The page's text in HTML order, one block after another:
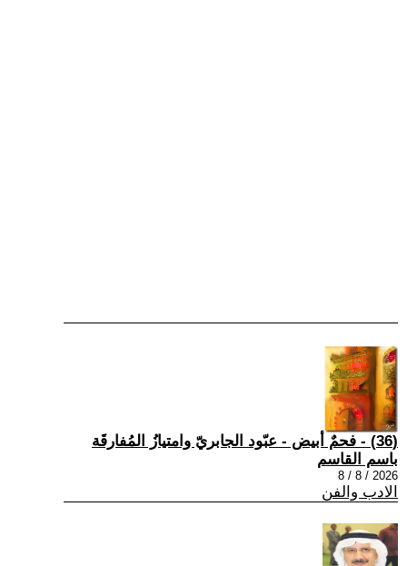
(36) - فحمٌ أبيض - عبّود الجابريّ وامتيازُ المُفارقَة
باسم القاسم
2026 / 8 / 8
الادب والفن